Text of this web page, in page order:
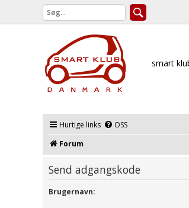
smart
Hurtige links OSS
Forum
Send adgangskode
Brugernavn: